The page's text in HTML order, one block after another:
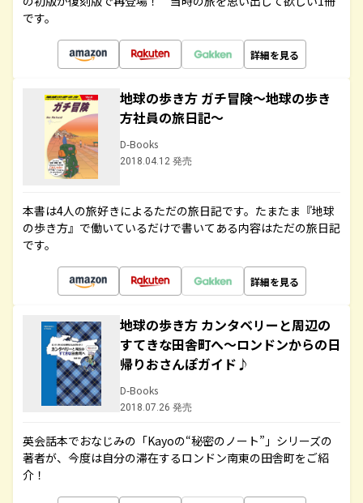
です。
詳細を見る
地球の歩き方 ガチ冒険～地球の歩き
方社員の旅日記～
D-Books
2018.04.12 発売
本書は4人の旅好きによるただの旅日記です。たまたま『地球
の歩き方』で働いているだけで書いてある内容はただの旅日記
です。
詳細を見る
地球の歩き方 カンタベリーと周辺の
すてきな田舎町へ～ロンドンからの日
帰りおさんぽガイド♪
D-Books
2018.07.26 発売
英会話本でおなじみの「Kayoの“秘密のノート”」シリーズの
著者が、今度は自分の滞在するロンドン南東の田舎町をご紹
介！